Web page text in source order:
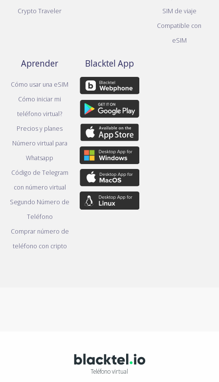
Crypto Traveler
SIM de viaje
Compatible con
eSIM
Aprender
Cómo usar una eSIM
Cómo iniciar mi
teléfono virtual?
Precios y planes
Número virtual para
Whatsapp
Código de Telegram
con número virtual
Segundo Número de
Teléfono
Comprar número de
teléfono con cripto
Blacktel App
Teléfono virtual